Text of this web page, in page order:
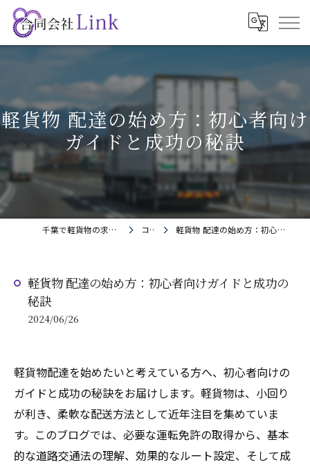
軽貨物 配達の始め方：初心者向け
ガイドと成功の秘訣
千葉で軽貨物の求人なら合同会社Link コラム 軽貨物 配達の始め方：初心者向けガイドと成功の秘訣
軽貨物 配達の始め方：初心者向けガイドと成功の
秘訣
2024/06/26
軽貨物配達を始めたいと考えている方へ、初心者向けの
ガイドと成功の秘訣をお届けします。軽貨物は、小回り
が利き、柔軟な配送方法として近年注目を集めていま
す。このブログでは、必要な運転免許の取得から、基本
的な道路交通法の理解、効果的なルート設定、そして成